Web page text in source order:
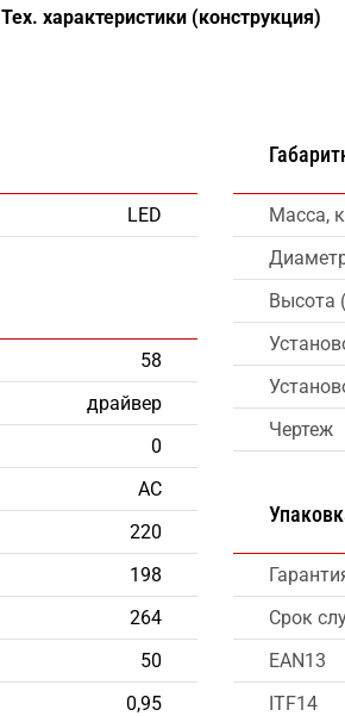
Тех. характеристики (конструкция)
LED
58
драйвер
0
AC
220
198
264
50
0,95
Масса,
Высота
Чертеж
Срок
EAN13
ITF14